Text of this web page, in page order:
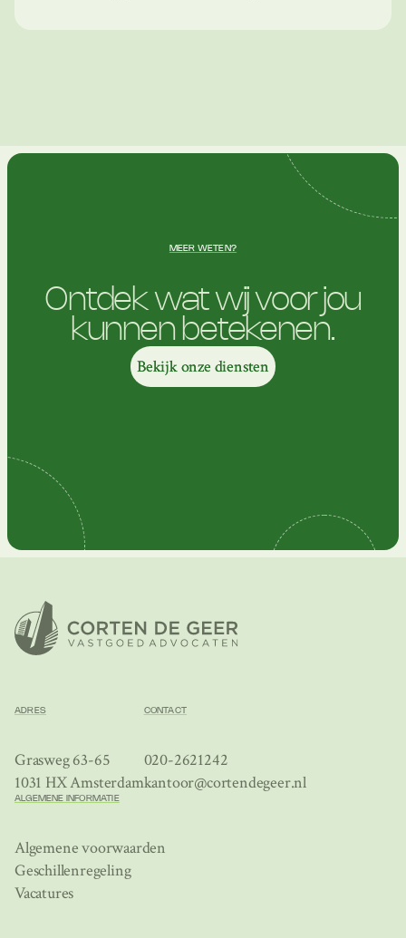
MEER WETEN?
Ontdek wat wij voor jou
kunnen betekenen.
Bekijk onze diensten
Bekijk onze diensten
ADRES
Grasweg 63-65
1031 HX Amsterdam
CONTACT
020-2621242
kantoor@cortendegeer.nl
ALGEMENE INFORMATIE
Algemene voorwaarden
Geschillenregeling
Vacatures